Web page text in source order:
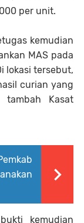
per unit.
kemudian
MAS pada
lokasi tersebut,
curian yang
tambah Kasat
kemudian